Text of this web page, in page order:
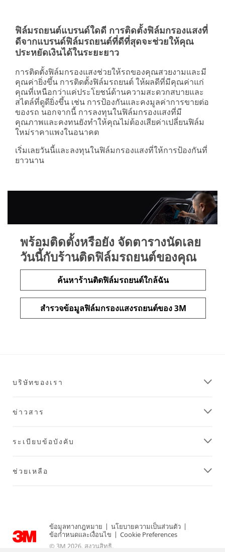
ฟิล์มรถยนต์แบรนด์ใดดี การติดตั้งฟิล์มกรองแสงที่
ดีจากแบรนด์ฟิล์มรถยนต์ที่ดีที่สุดจะช่วยให้คุณ
ประหยัดเงินได้ในระยะยาว
การติดตั้งฟิล์มกรองแสงช่วยให้รถของคุณสวยงามและมี
คุณค่ายิ่งขึ้น การติดตั้งฟิล์มรถยนต์ ให้ผลดีที่มีคุณค่าแก่
คุณที่เหนือกว่าแค่ประโยชน์ด้านความสะดวกสบายและ
สไตล์ที่ดูดียิ่งขึ้น เช่น การป้องกันและคงมูลค่าการขายต่อ
ของรถ นอกจากนี้ การลงทุนในฟิล์มกรองแสงที่มี
คุณภาพและคงทนยังทำให้คุณไม่ต้องเสียค่าเปลี่ยนฟิล์ม
ใหม่ราคาแพงในอนาคต
เริ่มเลยวันนี้และลงทุนในฟิล์มกรองแสงที่ให้การป้องกันที่
ยาวนาน
พร้อมติดตั้งหรือยัง จัดตารางนัดเลย
วันนี้กับร้านติดฟิล์มรถยนต์ของคุณ
ค้นหาร้านติดฟิล์มรถยนต์ใกล้ฉัน
สำรวจข้อมูลฟิล์มกรองแสงรถยนต์ของ 3M
บริษัทของเรา
ข่าวสาร
ระเบียบข้อบังคับ
ช่วยเหลือ
ข้อมูลทางกฎหมาย | นโยบายความเป็นส่วนตัว |
ข้อกำหนดและเงื่อนไข | Cookie Preferences
© 3M 2026. สงวนสิทธิ.